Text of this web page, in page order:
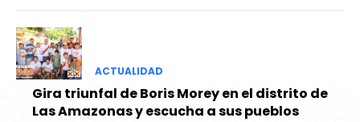
ACTUALIDAD
Gira triunfal de Boris Morey en el distrito de
Las Amazonas y escucha a sus pueblos